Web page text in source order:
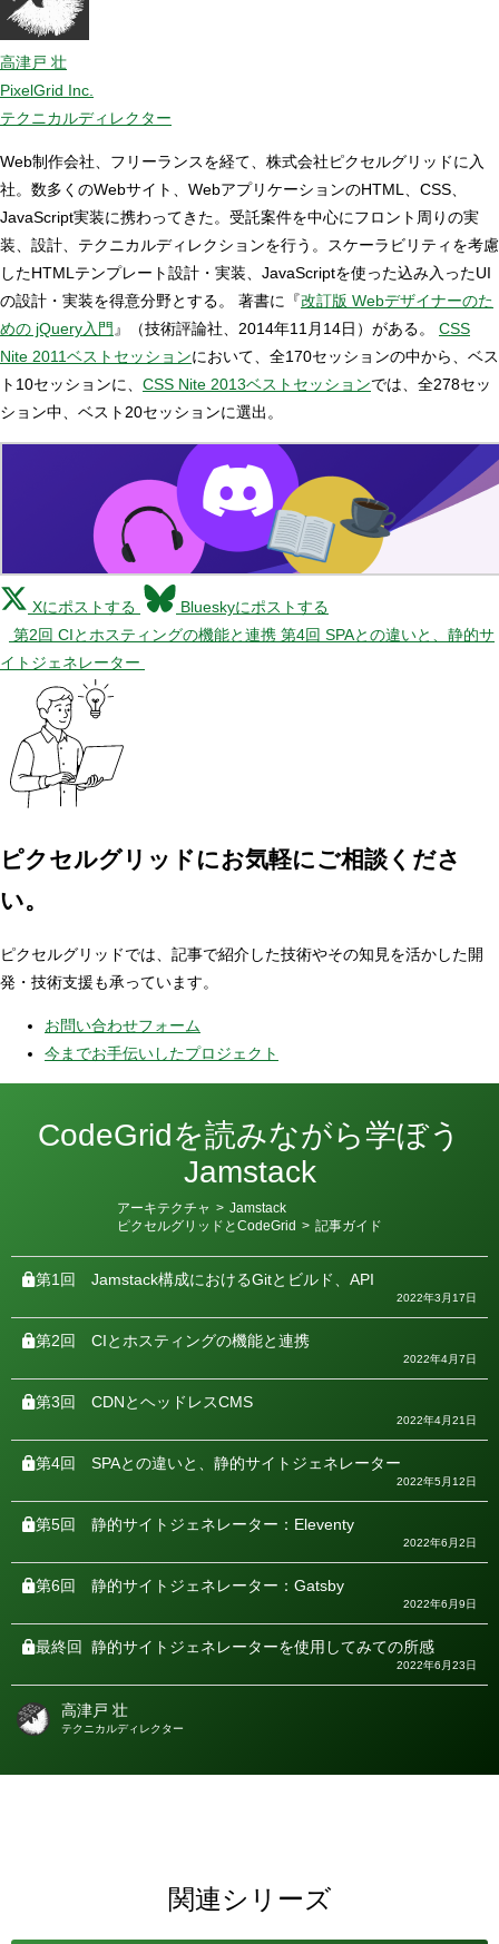
高津戸 壮
PixelGrid Inc.
テクニカルディレクター
Web制作会社、フリーランスを経て、株式会社ピクセルグリッドに入
社。数多くのWebサイト、WebアプリケーションのHTML、CSS、
JavaScript実装に携わってきた。受託案件を中心にフロント周りの実
装、設計、テクニカルディレクションを行う。スケーラビリティを考慮
したHTMLテンプレート設計・実装、JavaScriptを使った込み入ったUI
の設計・実装を得意分野とする。 著書に『改訂版 Webデザイナーのた
めの jQuery入門 』（技術評論社、2014年11月14日）がある。 CSS
Nite 2011ベストセッションにおいて、全170セッションの中から、ベス
ト10セッションに、 CSS Nite 2013ベストセッションでは、全278セッ
ション中、ベスト20セッションに選出。
Xにポストする
Blueskyにポストする
第2回 CIとホスティングの機能と連携 第4回 SPAとの違いと、静的サ
イトジェネレーター
ピクセルグリッドにお気軽にご相談くださ
い。
ピクセルグリッドでは、記事で紹介した技術やその知見を活かした開
発・技術支援も承っています。
お問い合わせフォーム
今までお手伝いしたプロジェクト
CodeGridを読みながら学ぼう
Jamstack
カ
テ
リ
アーキテクチャ > Jamstack
ピクセルグリッドとCodeGrid > 記事ガイド
第1回 Jamstack構成におけるGitとビルド、API
2022年3月17日
第2回 CIとホスティングの機能と連携
2022年4月7日
第3回 CDNとヘッドレスCMS
2022年4月21日
第4回 SPAとの違いと、静的サイトジェネレーター
2022年5月12日
第5回 静的サイトジェネレーター：Eleventy
2022年6月2日
第6回 静的サイトジェネレーター：Gatsby
2022年6月9日
最終回 静的サイトジェネレーターを使用してみての所感
2022年6月23日
著
高津戸 壮
テクニカルディレクター
関連シリーズ